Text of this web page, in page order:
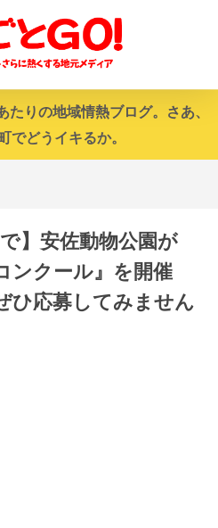
りの地域情熱ブログ。さあ、
でどうイキるか。
】安佐動物公園が
ンクール』を開催
ひ応募してみません